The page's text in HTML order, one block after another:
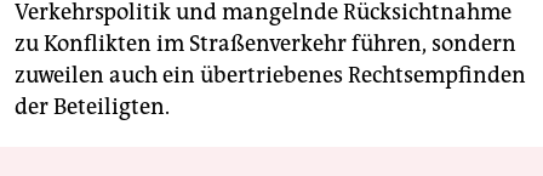
Verkehrspolitik und mangelnde Rücksichtnahme
zu Konflikten im Straßenverkehr führen, sondern
zuweilen auch ein übertriebenes Rechtsempfinden
der Beteiligten.